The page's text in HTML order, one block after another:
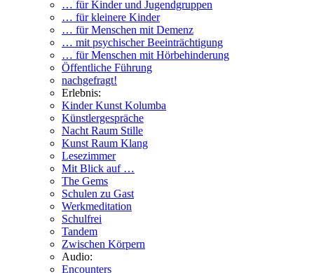
… für Kinder und Jugendgruppen
… für kleinere Kinder
… für Menschen mit Demenz
… mit psychischer Beeinträchtigung
… für Menschen mit Hörbehinderung
Öffentliche Führung
nachgefragt!
Erlebnis:
Kinder Kunst Kolumba
Künstlergespräche
Nacht Raum Stille
Kunst Raum Klang
Lesezimmer
Mit Blick auf …
The Gems
Schulen zu Gast
Werkmeditation
Schulfrei
Tandem
Zwischen Körpern
Audio:
Encounters